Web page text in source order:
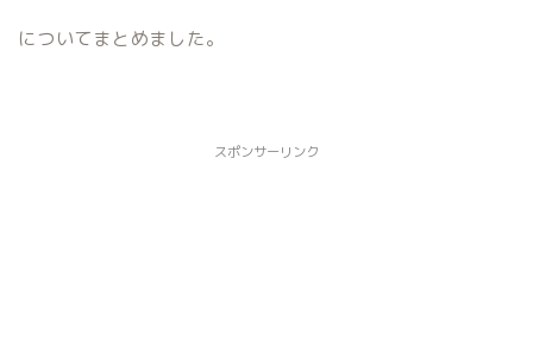
についてまとめました。
スポンサーリンク